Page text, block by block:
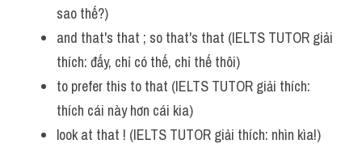
sao thế?)
and that's that ; so that's that (IELTS TUTOR giải
thích: đấy, chỉ có thế, chỉ thế thôi)
to prefer this to that (IELTS TUTOR giải thích:
thích cái này hơn cái kia)
look at that ! (IELTS TUTOR giải thích: nhìn kìa!)